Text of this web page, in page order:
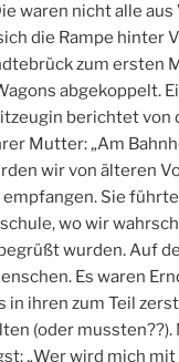
waren nicht alle aus
die Rampe hinter
zum ersten
abgekoppelt.
berichtet von
Mutter: „Am
wir von älteren
Sie
wo wir
wurden. Auf
Es waren
in ihren zum Teil
(oder
„Wer wird mich